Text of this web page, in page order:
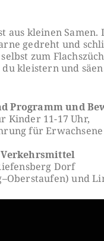
aus kleinen
gedreht und
zum
kleistern und
Programm und
Kinder 11-17 Uhr,
für
Dorf
und